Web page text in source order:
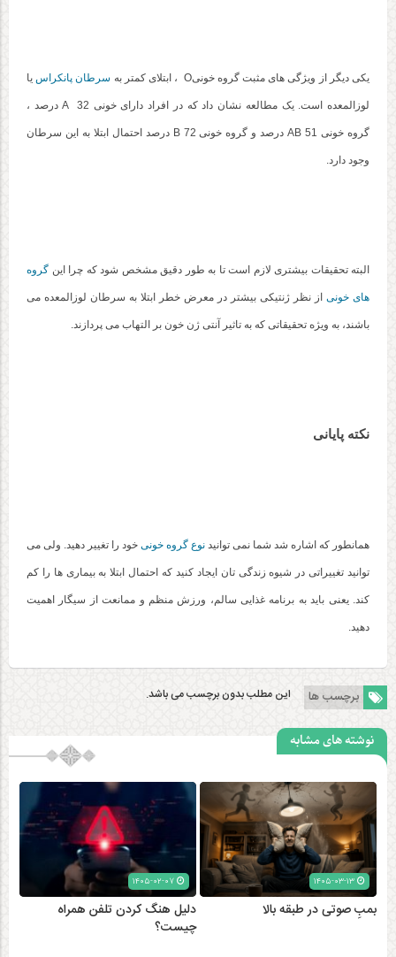
یکی دیگر از ویژگی های مثبت گروه خونیO ، ابتلای کمتر به سرطان پانکراسیا
لوزالمعده است. یک مطالعه نشان داد که در افراد دارای خونی A 32 درصد ،
گروه خونی AB 51 درصد و گروه خونی B 72 درصد احتمال ابتلا به این سرطان
وجود دارد.
البته تحقیقات بیشتری لازم است تا به طور دقیق مشخص شود که چرا این گروه
های خونی از نظر ژنتیکی بیشتر در معرض خطر ابتلا به سرطان لوزالمعده می
باشند، به ویژه تحقیقاتی که به تاثیر آنتی ژن خون بر التهاب می پردازند.
نکته پایانی
همانطور که اشاره شد شما نمی توانید نوع گروه خونی خود را تغییر دهید. ولی می
توانید تغییراتی در شیوه زندگی تان ایجاد کنید که احتمال ابتلا به بیماری ها را کم
کند. یعنی باید به برنامه غذایی سالم، ورزش منظم و ممانعت از سیگار اهمیت
دهید.
برچسب ها این مطلب بدون برچسب می باشد.
نوشته های مشابه
۱۴۰۵-۰۳-۱۳
بمبِ صوتی در طبقه بالا
دلیل هنگ کردن تلفن همراه
چیست؟